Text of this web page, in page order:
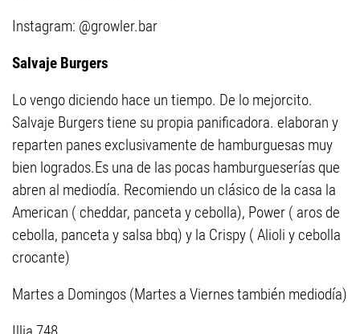
Instagram: @growler.bar
Salvaje Burgers
Lo vengo diciendo hace un tiempo. De lo mejorcito.
Salvaje Burgers tiene su propia panificadora. elaboran y
reparten panes exclusivamente de hamburguesas muy
bien logrados.Es una de las pocas hamburgueserías que
abren al mediodía. Recomiendo un clásico de la casa la
American ( cheddar, panceta y cebolla), Power ( aros de
cebolla, panceta y salsa bbq) y la Crispy ( Alioli y cebolla
crocante)
Martes a Domingos (Martes a Viernes también mediodía)